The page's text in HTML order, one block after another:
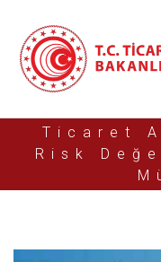
Ticaret
Risk